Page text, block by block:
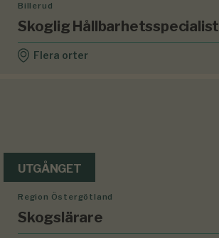
Billerud
Skoglig Hållbarhetsspecialist
Flera orter
UTGÅNGET
Region Östergötland
Skogslärare